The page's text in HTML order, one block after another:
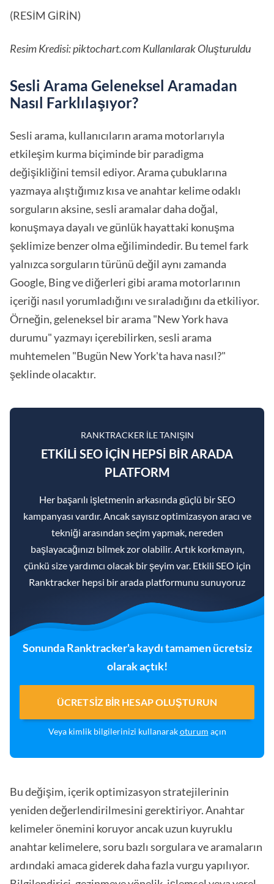
(RESİM GİRİN)
Resim Kredisi: piktochart.com Kullanılarak Oluşturuldu
Sesli Arama Geleneksel Aramadan
Nasıl Farklılaşıyor?
Sesli arama, kullanıcıların arama motorlarıyla
etkileşim kurma biçiminde bir paradigma
değişikliğini temsil ediyor. Arama çubuklarına
yazmaya alıştığımız kısa ve anahtar kelime odaklı
sorguların aksine, sesli aramalar daha doğal,
konuşmaya dayalı ve günlük hayattaki konuşma
şeklimize benzer olma eğilimindedir. Bu temel fark
yalnızca sorguların türünü değil aynı zamanda
Google, Bing ve diğerleri gibi arama motorlarının
içeriği nasıl yorumladığını ve sıraladığını da etkiliyor.
Örneğin, geleneksel bir arama "New York hava
durumu" yazmayı içerebilirken, sesli arama
muhtemelen "Bugün New York'ta hava nasıl?"
şeklinde olacaktır.
RANKTRACKER ILE TANIŞIN
ETKILI SEO IÇIN HEPSI BIR ARADA
PLATFORM
Her başarılı işletmenin arkasında güçlü bir SEO
kampanyası vardır. Ancak sayısız optimizasyon aracı ve
tekniği arasından seçim yapmak, nereden
başlayacağınızı bilmek zor olabilir. Artık korkmayın,
çünkü size yardımcı olacak bir şeyim var. Etkili SEO için
Ranktracker hepsi bir arada platformunu sunuyoruz
Sonunda Ranktracker'a kaydı tamamen ücretsiz
olarak açtık!
ÜCRETSIZ BIR HESAP OLUŞTURUN
Veya kimlik bilgilerinizi kullanarakoturum açın
Bu değişim, içerik optimizasyon stratejilerinin
yeniden değerlendirilmesini gerektiriyor. Anahtar
kelimeler önemini koruyor ancak uzun kuyruklu
anahtar kelimelere, soru bazlı sorgulara ve aramaların
ardındaki amaca giderek daha fazla vurgu yapılıyor.